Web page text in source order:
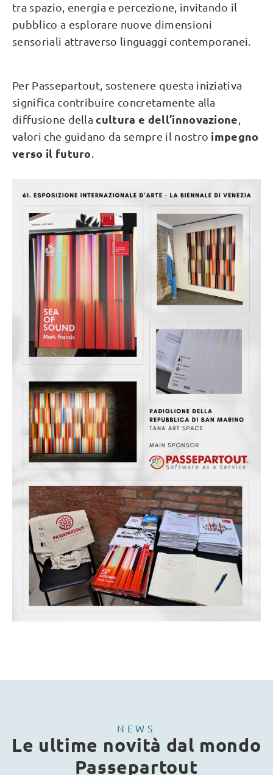
tra spazio, energia e percezione, invitando il
pubblico a esplorare nuove dimensioni
sensoriali attraverso linguaggi contemporanei.
Per Passepartout, sostenere questa iniziativa
significa contribuire concretamente alla
diffusione dellacultura e dell’innovazione
valori che guidano da sempre il nostro impegno
verso il futuro
NEWS
Le ultime novità dal mondo
Passepartout